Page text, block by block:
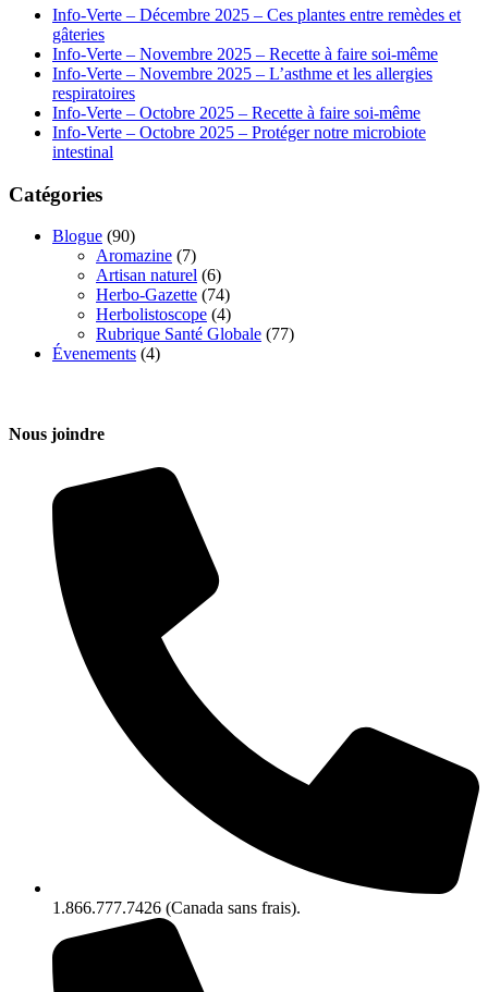
Info-Verte – Décembre 2025 – Ces plantes entre remèdes et
gâteries
Info-Verte – Novembre 2025 – Recette à faire soi-même
Info-Verte – Novembre 2025 – L’asthme et les allergies
respiratoires
Info-Verte – Octobre 2025 – Recette à faire soi-même
Info-Verte – Octobre 2025 – Protéger notre microbiote
intestinal
Catégories
Blogue (90)
Aromazine (7)
Artisan naturel (6)
Herbo-Gazette (74)
Herbolistoscope (4)
Rubrique Santé Globale (77)
Évenements (4)
Nous joindre
1.866.777.7426 (Canada sans frais).